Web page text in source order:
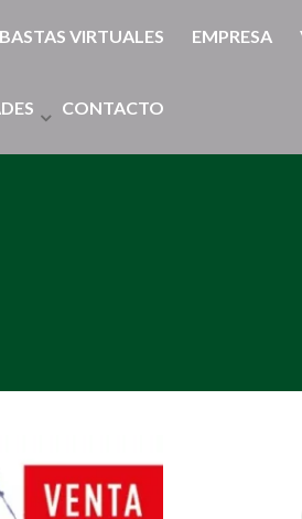
VIRTUALES EMPRESA
CONTACTO